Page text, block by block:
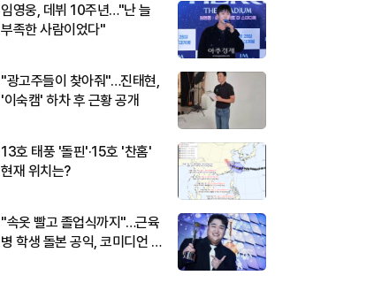
임영웅, 데뷔 10주년…"난 늘
부족한 사람이었다"
"광고주들이 찾아줘"…진태현,
'이숙캠' 하차 후 근황 공개
13호 태풍 '돌핀'·15호 '찬홈'
현재 위치는?
"속옷 빨고 졸업식까지"…근육
병 학생 돌본 공익, 코미디언 김